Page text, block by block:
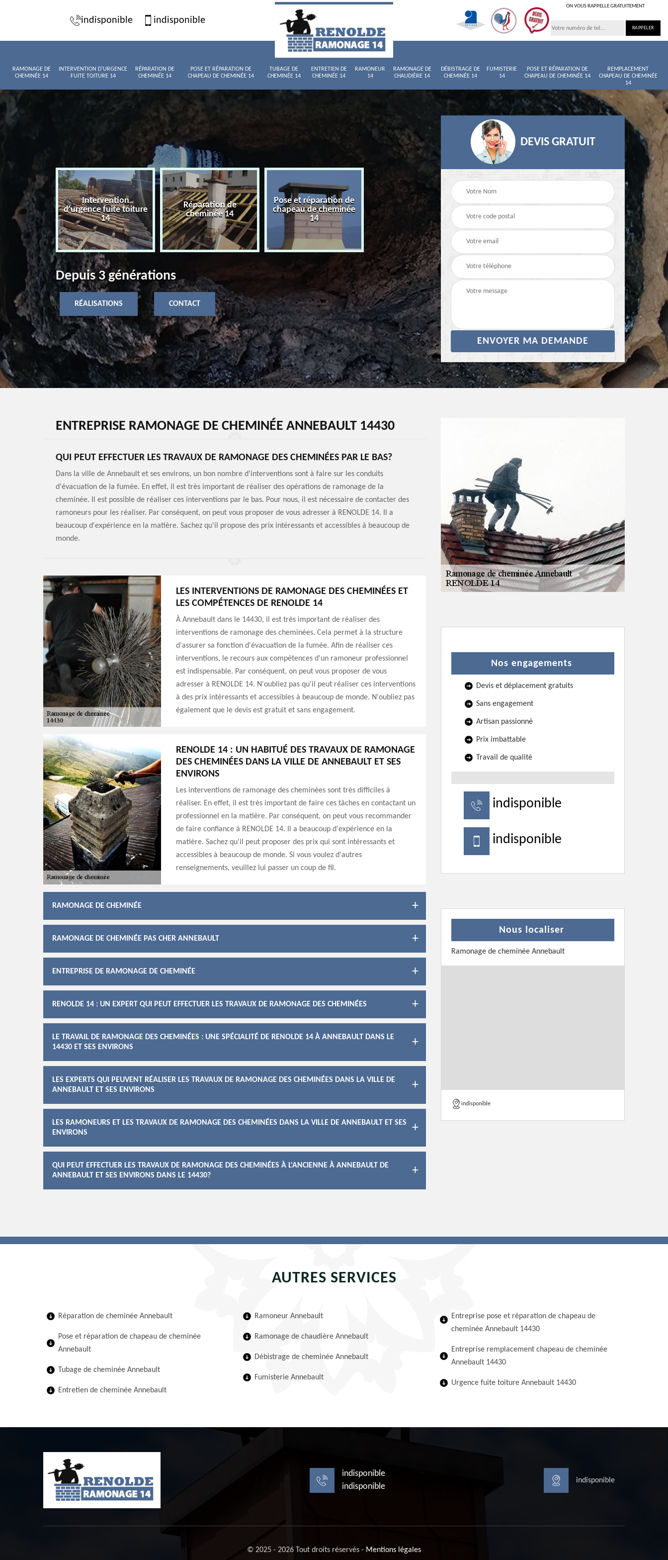
indisponible indisponible
ON VOUS RAPPELLE GRATUITEMENT
RAMONAGE DE
CHEMINÉE 14
INTERVENTION D'URGENCE
FUITE TOITURE 14
RÉPARATION DE
CHEMINÉE 14
POSE ET RÉPARATION DE
CHAPEAU DE CHEMINÉE 14
TUBAGE DE
CHEMINÉE 14
ENTRETIEN DE
CHEMINÉE 14
RAMONEUR
14
RAMONAGE DE
CHAUDIÈRE 14
DÉBISTRAGE DE
CHEMINÉE 14
FUMISTERIE
14
POSE ET RÉPARATION DE
CHAPEAU DE CHEMINÉE 14
REMPLACEMENT
CHAPEAU DE CHEMINÉE
14
de
14
Intervention
d'urgence fuite toiture
14
Réparation de
cheminée 14
Pose et réparation de
chapeau de cheminée
14
Tubage de cheminée
Entretien de cheminée
Ramoneur 14
Depuis 3 générations
RÉALISATIONS CONTACT
DEVIS GRATUIT
ENTREPRISE RAMONAGE DE CHEMINÉE ANNEBAULT 14430
QUI PEUT EFFECTUER LES TRAVAUX DE RAMONAGE DES CHEMINÉES PAR LE BAS?
Dans la ville de Annebault et ses environs, un bon nombre d'interventions sont à faire sur les conduits
d'évacuation de la fumée. En effet, il est très important de réaliser des opérations de ramonage de la
cheminée. Il est possible de réaliser ces interventions par le bas. Pour nous, il est nécessaire de contacter des
ramoneurs pour les réaliser. Par conséquent, on peut vous proposer de vous adresser à RENOLDE 14. Il a
beaucoup d'expérience en la matière. Sachez qu'il propose des prix intéressants et accessibles à beaucoup de
monde.
LES INTERVENTIONS DE RAMONAGE DES CHEMINÉES ET
LES COMPÉTENCES DE RENOLDE 14
À Annebault dans le 14430, il est très important de réaliser des
interventions de ramonage des cheminées. Cela permet à la structure
d'assurer sa fonction d'évacuation de la fumée. Afin de réaliser ces
interventions, le recours aux compétences d'un ramoneur professionnel
est indispensable. Par conséquent, on peut vous proposer de vous
adresser à RENOLDE 14. N'oubliez pas qu'il peut réaliser ces interventions
à des prix intéressants et accessibles à beaucoup de monde. N'oubliez pas
également que le devis est gratuit et sans engagement.
RENOLDE 14 : UN HABITUÉ DES TRAVAUX DE RAMONAGE
DES CHEMINÉES DANS LA VILLE DE ANNEBAULT ET SES
ENVIRONS
Les interventions de ramonage des cheminées sont très difficiles à
réaliser. En effet, il est très important de faire ces tâches en contactant un
professionnel en la matière. Par conséquent, on peut vous recommander
de faire confiance à RENOLDE 14. Il a beaucoup d'expérience en la
matière. Sachez qu'il peut proposer des prix qui sont intéressants et
accessibles à beaucoup de monde. Si vous voulez d'autres
renseignements, veuillez lui passer un coup de fil.
RAMONAGE DE CHEMINÉE
RAMONAGE DE CHEMINÉE PAS CHER ANNEBAULT
ENTREPRISE DE RAMONAGE DE CHEMINÉE
RENOLDE 14 : UN EXPERT QUI PEUT EFFECTUER LES TRAVAUX DE RAMONAGE DES CHEMINÉES
LE TRAVAIL DE RAMONAGE DES CHEMINÉES : UNE SPÉCIALITÉ DE RENOLDE 14 À ANNEBAULT DANS LE
14430 ET SES ENVIRONS
LES EXPERTS QUI PEUVENT RÉALISER LES TRAVAUX DE RAMONAGE DES CHEMINÉES DANS LA VILLE DE
ANNEBAULT ET SES ENVIRONS
LES RAMONEURS ET LES TRAVAUX DE RAMONAGE DES CHEMINÉES DANS LA VILLE DE ANNEBAULT ET SES
ENVIRONS
QUI PEUT EFFECTUER LES TRAVAUX DE RAMONAGE DES CHEMINÉES À L'ANCIENNE À ANNEBAULT DE
ANNEBAULT ET SES ENVIRONS DANS LE 14430?
Nos engagements
Devis et déplacement gratuits
Sans engagement
Artisan passionné
Prix imbattable
Travail de qualité
indisponible
indisponible
Nous localiser
Ramonage de cheminée Annebault
indisponible
AUTRES SERVICES
Réparation de cheminée Annebault
Pose et réparation de chapeau de cheminée
Annebault
Tubage de cheminée Annebault
Entretien de cheminée Annebault
Ramoneur Annebault
Ramonage de chaudière Annebault
Débistrage de cheminée Annebault
Fumisterie Annebault
Entreprise pose et réparation de chapeau de
cheminée Annebault 14430
Entreprise remplacement chapeau de cheminée
Annebault 14430
Urgence fuite toiture Annebault 14430
indisponible
indisponible
indisponible
© 2025 - 2026 Tout droits réservés - Mentions légales